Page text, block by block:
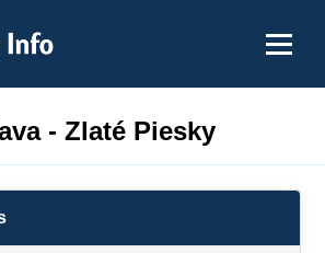
- Zlaté Piesky